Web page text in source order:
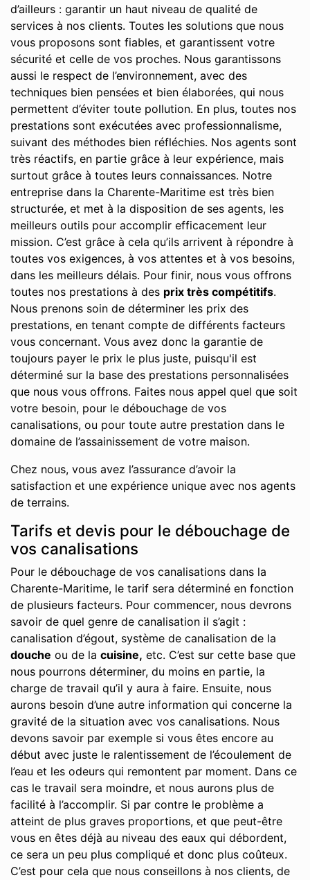
d’ailleurs : garantir un haut niveau de qualité de
services à nos clients. Toutes les solutions que nous
vous proposons sont fiables, et garantissent votre
sécurité et celle de vos proches. Nous garantissons
aussi le respect de l’environnement, avec des
techniques bien pensées et bien élaborées, qui nous
permettent d’éviter toute pollution. En plus, toutes nos
prestations sont exécutées avec professionnalisme,
suivant des méthodes bien réfléchies. Nos agents sont
très réactifs, en partie grâce à leur expérience, mais
surtout grâce à toutes leurs connaissances. Notre
entreprise dans la Charente-Maritime est très bien
structurée, et met à la disposition de ses agents, les
meilleurs outils pour accomplir efficacement leur
mission. C’est grâce à cela qu’ils arrivent à répondre à
toutes vos exigences, à vos attentes et à vos besoins,
dans les meilleurs délais. Pour finir, nous vous offrons
toutes nos prestations à des prix très compétitifs.
Nous prenons soin de déterminer les prix des
prestations, en tenant compte de différents facteurs
vous concernant. Vous avez donc la garantie de
toujours payer le prix le plus juste, puisqu'il est
déterminé sur la base des prestations personnalisées
que nous vous offrons. Faites nous appel quel que soit
votre besoin, pour le débouchage de vos
canalisations, ou pour toute autre prestation dans le
domaine de l’assainissement de votre maison.
Chez nous, vous avez l’assurance d’avoir la
satisfaction et une expérience unique avec nos agents
de terrains.
Tarifs et devis pour le débouchage de
vos canalisations
Pour le débouchage de vos canalisations dans la
Charente-Maritime, le tarif sera déterminé en fonction
de plusieurs facteurs. Pour commencer, nous devrons
savoir de quel genre de canalisation il s’agit :
canalisation d’égout, système de canalisation de la
douche ou de la cuisine, etc. C’est sur cette base que
nous pourrons déterminer, du moins en partie, la
charge de travail qu’il y aura à faire. Ensuite, nous
aurons besoin d’une autre information qui concerne la
gravité de la situation avec vos canalisations. Nous
devons savoir par exemple si vous êtes encore au
début avec juste le ralentissement de l’écoulement de
l’eau et les odeurs qui remontent par moment. Dans ce
cas le travail sera moindre, et nous aurons plus de
facilité à l’accomplir. Si par contre le problème a
atteint de plus graves proportions, et que peut-être
vous en êtes déjà au niveau des eaux qui débordent,
ce sera un peu plus compliqué et donc plus coûteux.
C’est pour cela que nous conseillons à nos clients, de